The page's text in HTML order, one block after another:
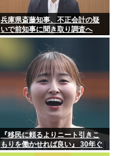
兵庫県斎藤知事、不正会計の疑
いで前知事に聞き取り調査へ
『移民に頼るよりニート引きこ
もりを働かせれば良い』 30年ぐ
らい言ってるけど絶対に実現し